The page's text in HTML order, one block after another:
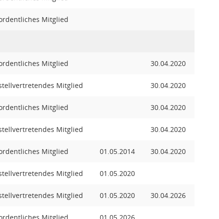
Mitglied
Mitglied 30.04.2020
Mitglied 30.04.2020
Mitglied 30.04.2020
Mitglied 30.04.2020
Mitglied 01.05.2014 30.04.2020
Mitglied 01.05.2020
Mitglied 01.05.2020 30.04.2026